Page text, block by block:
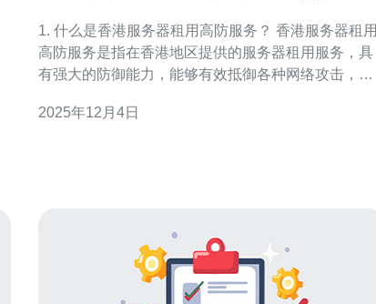
1. 什么是香港服务器租用高防服务？ 香港服务器租用
高防服务是指在香港地区提供的服务器租用服务，具
有强大的防御能力，能够有效抵御各种网络攻击，如
安全公司提供，确保客户的网站或应用程序在面对恶
2025年12月4日